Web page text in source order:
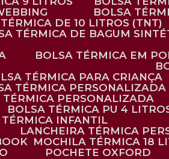
BOLSA
TÉRMICA DE 10 LITROS (TNT)
TÉRMICA DE BAGUM
BOLSA TÉRMICA EM
TÉRMICA PARA CRIANÇA
TÉRMICA PERSONALIZADA
TÉRMICA PERSONALIZADA
BOLSA TÉRMICA PU 4
TÉRMICA INFANTIL
LANCHEIRA TÉRMICA
MOCHILA TÉRMICA 18
POCHETE OXFORD